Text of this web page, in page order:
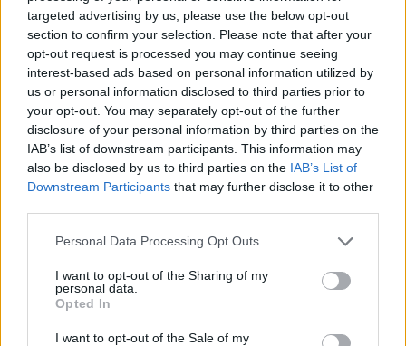
targeted advertising by us, please use the below opt-out
section to confirm your selection. Please note that after your
opt-out request is processed you may continue seeing
interest-based ads based on personal information utilized by
us or personal information disclosed to third parties prior to
your opt-out. You may separately opt-out of the further
disclosure of your personal information by third parties on the
IAB’s list of downstream participants. This information may
also be disclosed by us to third parties on the IAB’s List of
Downstream Participants that may further disclose it to other
Personal Data Processing Opt Outs
I want to opt-out of the Sharing of my
personal data.
Opted In
I want to opt-out of the Sale of my
*Ceartă-te în șoaptă!
*Lichidarea presei româneşti din Basarabia
- Advertisement -